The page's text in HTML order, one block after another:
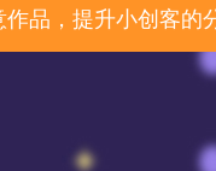
作品，提升小创客的